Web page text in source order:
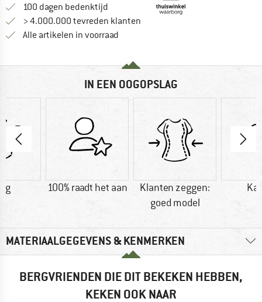
100 dagen bedenktijd Vind de betalingsinformatie hier!
> 4.000.000 tevreden klanten
Alle artikelen in voorraad
IN EEN OOGOPSLAG
g 100% raadt het aan
Klanten zeggen:
goed model
MATERIAALGEGEVENS & KENMERKEN
BERGVRIENDEN DIE DIT BEKEKEN HEBBEN,
KEKEN OOK NAAR